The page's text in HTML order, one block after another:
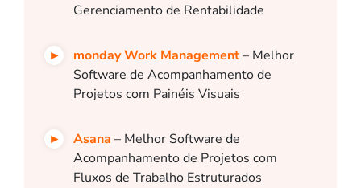
Gerenciamento de Rentabilidade
monday Work Management– Melhor
Software de Acompanhamento de
Projetos com Painéis Visuais
Asana – Melhor Software de
Acompanhamento de Projetos com
Fluxos de Trabalho Estruturados